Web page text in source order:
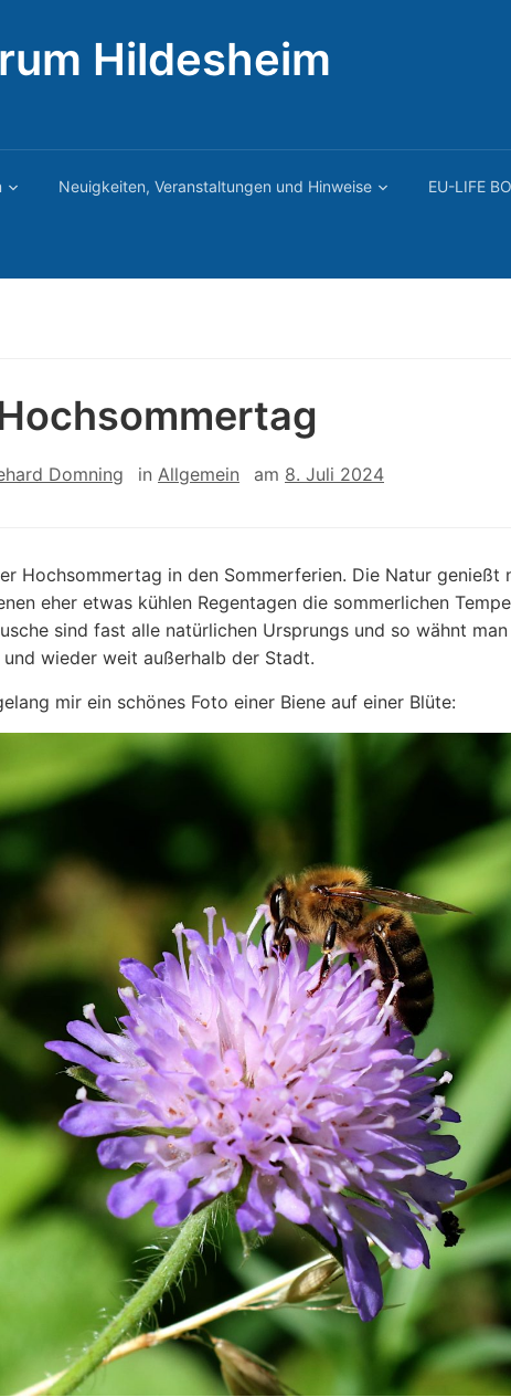
Hildesheim
Neuigkeiten, Veranstaltungen und Hinweise EU-LIFE
Domning in Allgemein am 8. Juli 2024
Hochsommertag in den Sommerferien. Die Natur genießt
eher etwas kühlen Regentagen die sommerlichen
sind fast alle natürlichen Ursprungs und so wähnt
wieder weit außerhalb der Stadt.
mir ein schönes Foto einer Biene auf einer Blüte: